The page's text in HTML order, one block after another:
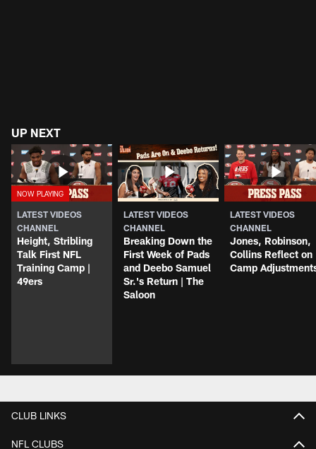
UP NEXT
LATEST VIDEOS
CHANNEL
Height, Stribling
Talk First NFL
Training Camp |
49ers
LATEST VIDEOS
CHANNEL
Breaking Down the
First Week of Pads
and Deebo Samuel
Sr.'s Return | The
Saloon
LATEST VIDEOS
CHANNEL
Jones, Robinson,
Collins Reflect on
Camp
CLUB LINKS
NFL CLUBS